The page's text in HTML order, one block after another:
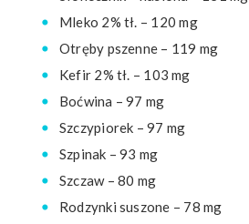
Mleko 2% tł. – 120 mg
Otręby pszenne – 119 mg
Kefir 2% tł. – 103 mg
Boćwina – 97 mg
Szczypiorek – 97 mg
Szpinak – 93 mg
Szczaw – 80 mg
Rodzynki suszone – 78 mg